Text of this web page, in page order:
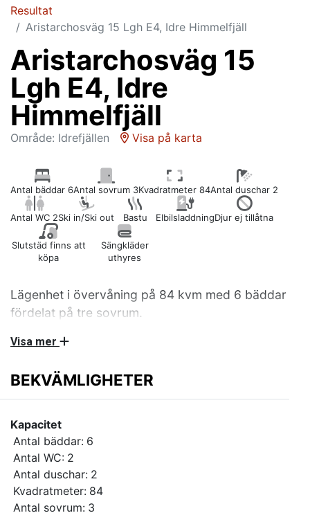
Resultat
Aristarchosväg 15 Lgh E4, Idre Himmelfjäll
Aristarchosväg 15
Lgh E4, Idre
Himmelfjäll
Område: Idrefjällen Visa på karta
Antal bäddar 6Antal sovrum 3Kvadratmeter 84Antal duschar 2
Antal WC 2Ski in/Ski out Bastu ElbilsladdningDjur ej tillåtna
Slutstäd finns att
köpa
Sängkläder
uthyres
Lägenhet i övervåning på 84 kvm med 6 bäddar
fördelat på tre sovrum.
Ett sovrum med dubbelsäng och två sovrum med
120cm. Kök med spis/ugn, kyl/frys, diskmaskin och
mikro. Allrum med Smart TV. WC/dusch med bastu
torkskåp.
Wifi via mobilt bredband 100/100. Stort cykel
skidkidförråd och balkong. Husdjur och rökning är ej
tillåtet. Ca 25m till pist/lift. Beroende på snötillgång
Visa mer
BEKVÄMLIGHETER
Kapacitet
Antal bäddar: 6
Antal WC: 2
Antal duschar: 2
Kvadratmeter: 84
Antal sovrum: 3